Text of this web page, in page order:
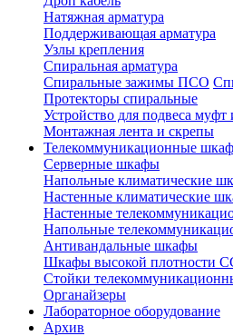
Натяжная арматура
Поддерживающая арматура
Узлы крепления
Спиральная арматура
Спиральные зажимы ПСО
Протекторы спиральные
Устройство для подвеса муфт
Монтажная лента и скрепы
Телекоммуникационные
Серверные шкафы
Напольные климатические
Настенные климатические
Настенные
Напольные
Антивандальные шкафы
Шкафы высокой плотности
Стойки
Органайзеры
Лабораторное оборудование
Архив